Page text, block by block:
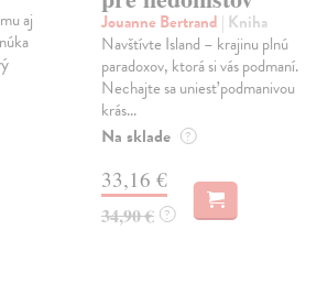
aj
Jouanne Bertrand | Kniha
Navštívte Island – krajinu plnú
paradoxov, ktorá si vás podmaní.
Nechajte sa uniesť podmanivou
krás...
Na sklade ?
33,16 €
34,90 € ?